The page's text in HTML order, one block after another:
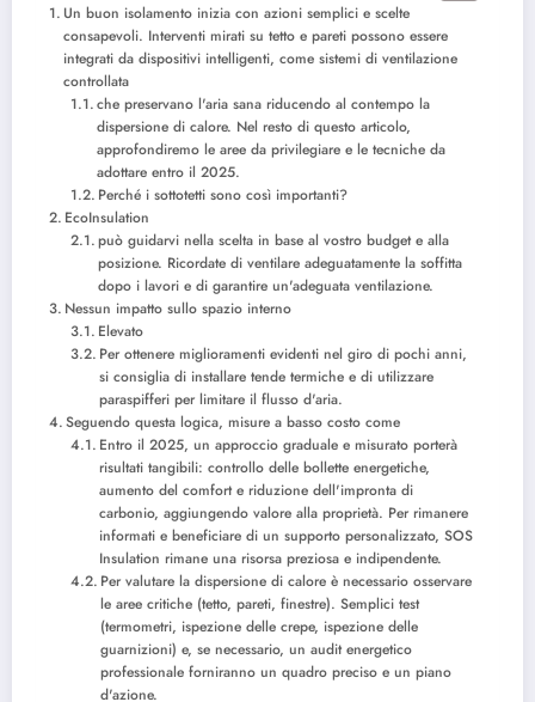
Un buon isolamento inizia con azioni semplici e scelte
consapevoli. Interventi mirati su tetto e pareti possono essere
integrati da dispositivi intelligenti, come sistemi di ventilazione
controllata
che preservano l'aria sana riducendo al contempo la
dispersione di calore. Nel resto di questo articolo,
approfondiremo le aree da privilegiare e le tecniche da
adottare entro il 2025.
Perché i sottotetti sono così importanti?
EcoInsulation
può guidarvi nella scelta in base al vostro budget e alla
posizione. Ricordate di ventilare adeguatamente la soffitta
dopo i lavori e di garantire un'adeguata ventilazione.
Nessun impatto sullo spazio interno
Elevato
Per ottenere miglioramenti evidenti nel giro di pochi anni,
si consiglia di installare tende termiche e di utilizzare
paraspifferi per limitare il flusso d'aria.
Seguendo questa logica, misure a basso costo come
Entro il 2025, un approccio graduale e misurato porterà
risultati tangibili: controllo delle bollette energetiche,
aumento del comfort e riduzione dell'impronta di
carbonio, aggiungendo valore alla proprietà. Per rimanere
informati e beneficiare di un supporto personalizzato, SOS
Insulation rimane una risorsa preziosa e indipendente.
Per valutare la dispersione di calore è necessario osservare
le aree critiche (tetto, pareti, finestre). Semplici test
(termometri, ispezione delle crepe, ispezione delle
guarnizioni) e, se necessario, un audit energetico
professionale forniranno un quadro preciso e un piano
d'azione.